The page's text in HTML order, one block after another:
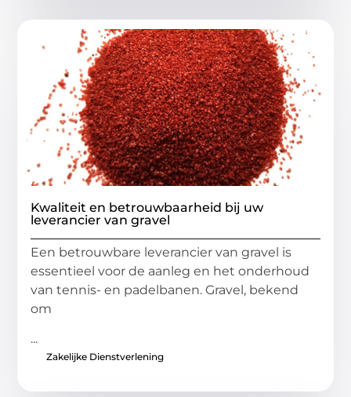
Kwaliteit en betrouwbaarheid bij uw
leverancier van gravel
Een betrouwbare leverancier van gravel is
essentieel voor de aanleg en het onderhoud
van tennis- en padelbanen. Gravel, bekend
om
...
Zakelijke Dienstverlening